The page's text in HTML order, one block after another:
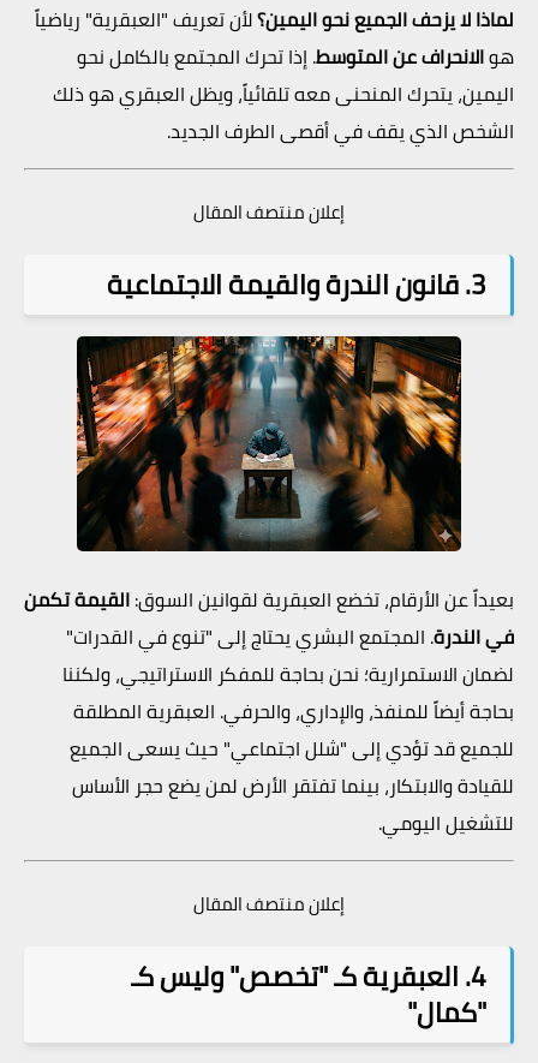
لماذا لا يزحف الجميع نحو اليمين؟لأن تعريف "العبقرية" رياضياً
هوالانحراف عن المتوسط. إذا تحرك المجتمع بالكامل نحو
اليمين، يتحرك المنحنى معه تلقائياً، ويظل العبقري هو ذلك
الشخص الذي يقف في أقصى الطرف الجديد.
إعلان منتصف المقال
3. قانون الندرة والقيمة الاجتماعية
بعيداً عن الأرقام، تخضع العبقرية لقوانين السوق:القيمة تكمن
في الندرة. المجتمع البشري يحتاج إلى "تنوع في القدرات"
لضمان الاستمرارية؛ نحن بحاجة للمفكر الاستراتيجي، ولكننا
بحاجة أيضاً للمنفذ، والإداري، والحرفي. العبقرية المطلقة
للجميع قد تؤدي إلى "شلل اجتماعي" حيث يسعى الجميع
للقيادة والابتكار، بينما تفتقر الأرض لمن يضع حجر الأساس
للتشغيل اليومي.
إعلان منتصف المقال
4. العبقرية كـ "تخصص" وليس كـ
"كمال"